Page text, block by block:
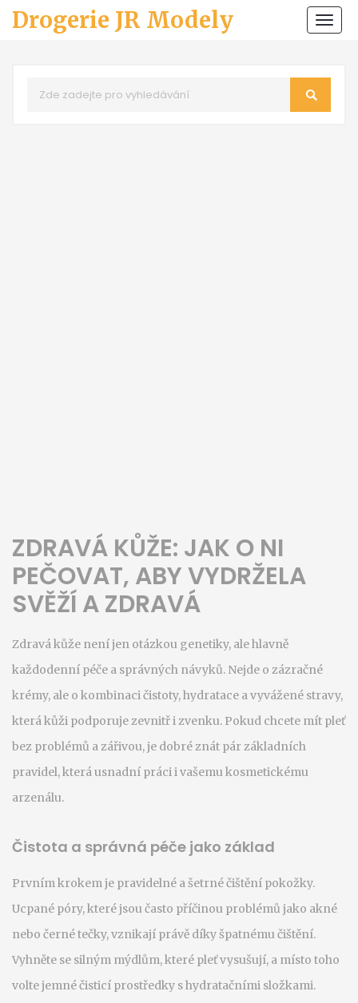
Drogerie JR Modely
ZDRAVÁ KŮŽE: JAK O NI
PEČOVAT, ABY VYDRŽELA
SVĚŽÍ A ZDRAVÁ
Zdravá kůže není jen otázkou genetiky, ale hlavně
každodenní péče a správných návyků. Nejde o zázračné
krémy, ale o kombinaci čistoty, hydratace a vyvážené stravy,
která kůži podporuje zevnitř i zvenku. Pokud chcete mít pleť
bez problémů a zářivou, je dobré znát pár základních
pravidel, která usnadní práci i vašemu kosmetickému
arzenálu.
Čistota a správná péče jako základ
Prvním krokem je pravidelné a šetrné čištění pokožky.
Ucpané póry, které jsou často příčinou problémů jako akné
nebo černé tečky, vznikají právě díky špatnému čištění.
Vyhněte se silným mýdlům, které pleť vysušují, a místo toho
volte jemné čisticí prostředky s hydratačními složkami.